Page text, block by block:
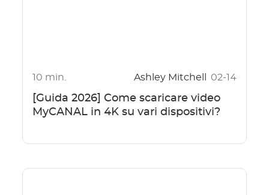
10 min. Ashley Mitchell 02-14
[Guida 2026] Come scaricare video
MyCANAL in 4K su vari dispositivi?